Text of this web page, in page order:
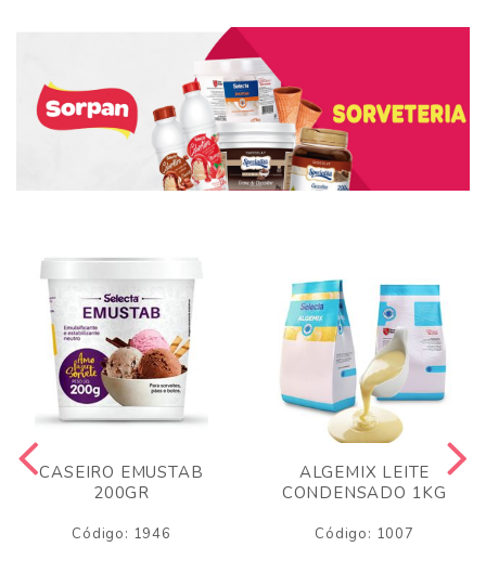
CASEIRO EMUSTAB
200GR
Código: 1946
ALGEMIX LEITE
CONDENSADO 1KG
Código: 1007